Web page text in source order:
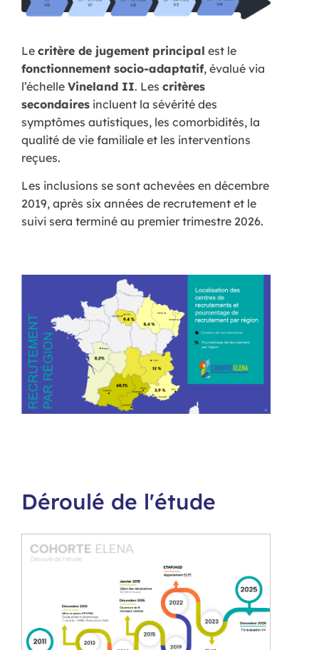
Le critère de jugement principal est le
fonctionnement socio-adaptatif, évalué via
l’échelle Vineland II. Les critères
secondaires incluent la sévérité des
symptômes autistiques, les comorbidités, la
qualité de vie familiale et les interventions
reçues.
Les inclusions se sont achevées en décembre
2019, après six années de recrutement et le
suivi sera terminé au premier trimestre 2026.
Déroulé de l'étude